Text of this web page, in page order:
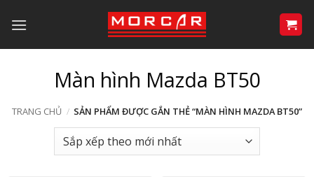
qua
nội
Màn hình Mazda BT50
TRANG CHỦ / SẢN PHẨM ĐƯỢC GẮN THẺ “MÀN HÌNH MAZDA BT50”